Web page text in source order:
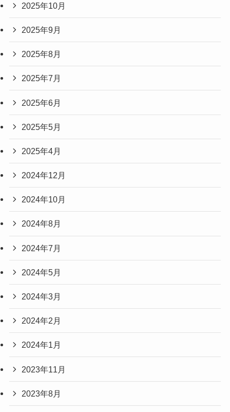
2025年10月
2025年9月
2025年8月
2025年7月
2025年6月
2025年5月
2025年4月
2024年12月
2024年10月
2024年8月
2024年7月
2024年5月
2024年3月
2024年2月
2024年1月
2023年11月
2023年8月